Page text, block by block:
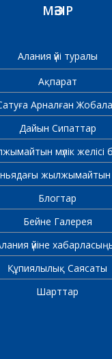
МӘЗІР
Алания үйі туралы
Ақпарат
Арналған
Дайын Сипаттар
мүлік желісі
жылжымайтын
Блогтар
Бейне Галерея
үйіне
Құпиялылық Саясаты
Шарттар